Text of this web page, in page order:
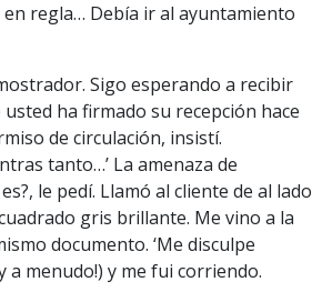
regla… Debía ir al ayuntamiento
Sigo esperando a recibir
ha firmado su recepción hace
de circulación, insistí.
tanto…’ La amenaza de
le pedí. Llamó al cliente de al lado
gris brillante. Me vino a la
documento. ‘Me disculpe
a menudo!) y me fui corriendo.